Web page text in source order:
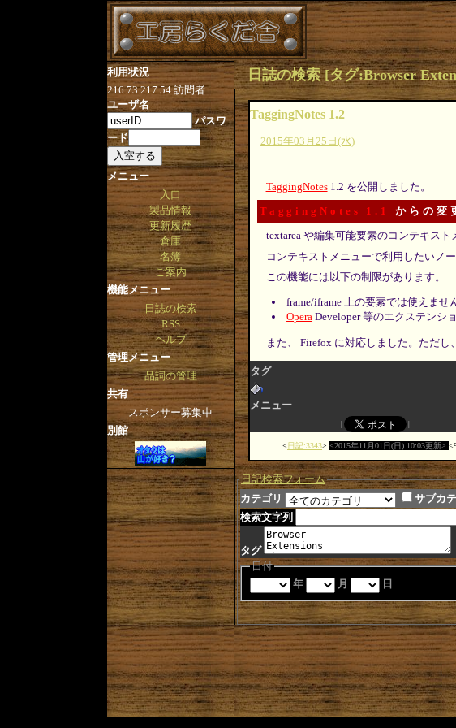
日誌の検索 [タグ:Browser
TaggingNotes 1.2
2015年03月25日(水)
TaggingNotes1.2 を公開しました。
TaggingNotes 1.1 からの変
textarea や編集可能要素のコンテキス
コンテキストメニューで利用したいノ
この機能には以下の制限があります。
frame/iframe 上の要素では使えませ
Opera Developer 等のエクステンシ
また、 Firefox に対応しました。ただ
タグ
メニュー
日記:3343 2015年11月01日(日) 10:03更新
日記検索フォーム
カテゴリ
サブカ
検索文字列
タグ
日付
年
月 日
利用状況
216.73.217.54訪問者
ユーザ名
パスワ
ード
メニュー
入口
製品情報
更新履歴
倉庫
名簿
ご案内
機能メニュー
日誌の検索
RSS
ヘルプ
管理メニュー
品詞の管理
共有
スポンサー募集中
別館